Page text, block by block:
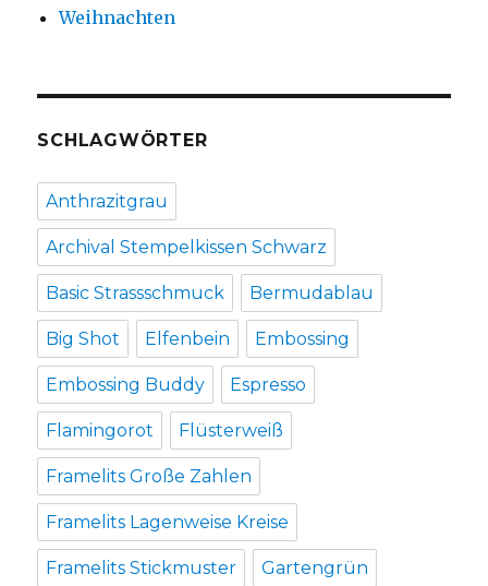
Weihnachten
SCHLAGWÖRTER
Anthrazitgrau
Archival Stempelkissen Schwarz
Basic Strassschmuck Bermudablau
Big Shot Elfenbein Embossing
Embossing Buddy Espresso
Flamingorot Flüsterweiß
Framelits Große Zahlen
Framelits Lagenweise Kreise
Framelits Stickmuster Gartengrün